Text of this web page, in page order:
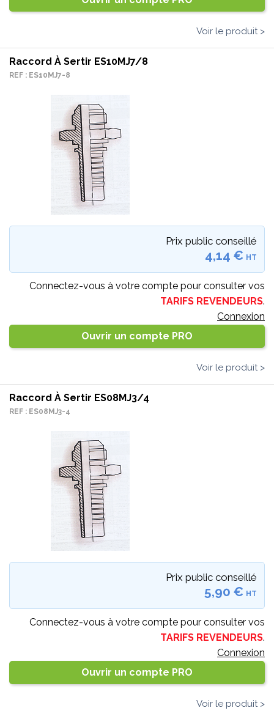
Voir le produit >
Raccord À Sertir ES10MJ7/8
REF : ES10MJ7-8
Prix public conseillé
4,14 € HT
Connectez-vous à votre compte pour consulter vos
TARIFS REVENDEURS.
Connexion
Ouvrir un compte PRO
Voir le produit >
Raccord À Sertir ES08MJ3/4
REF : ES08MJ3-4
Prix public conseillé
5,90 € HT
Connectez-vous à votre compte pour consulter vos
TARIFS REVENDEURS.
Connexion
Ouvrir un compte PRO
Voir le produit >